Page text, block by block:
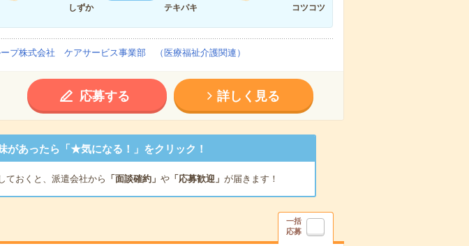
しずか
テキパキ
コツコツ
プ株式会社 ケアサービス事業部 （医療福祉介護関連）
応募する 詳しく見る
があったら「★気になる！」をクリック！
ておくと、派遣会社から 「面談確約」 や「応募歓迎」 が届きます！
一括
応募